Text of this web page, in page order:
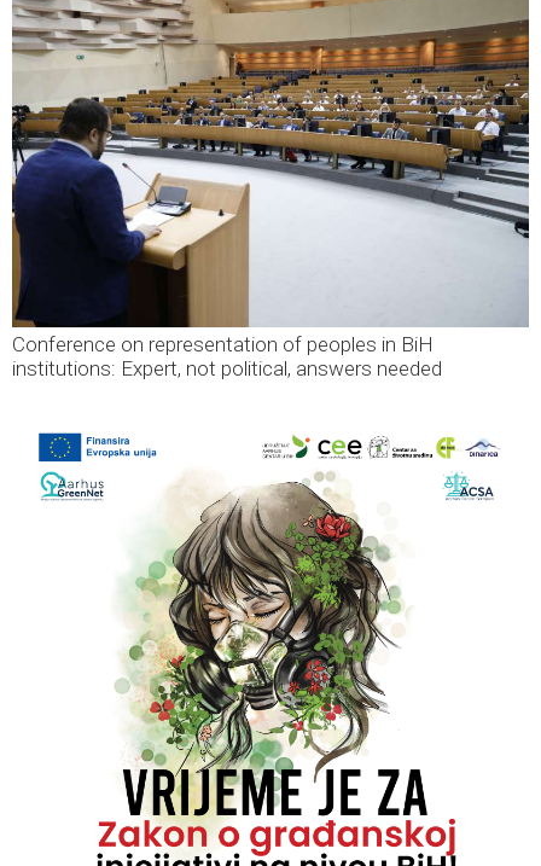
Conference on representation of peoples in BiH
institutions: Expert, not political, answers needed